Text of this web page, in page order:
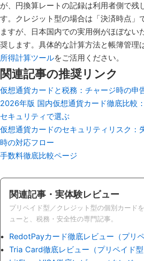
が、円換算レートの記録は利用者側で残
す。クレジット型の場合は「決済時点」
ますが、日本国内での実用例がほぼない
奨します。具体的な計算方法と帳簿管理
所得計算ツールをご活用ください。
関連記事の推奨リンク
仮想通貨カードと税務：チャージ時の申
2026年版 国内仮想通貨カード徹底比較
セキュリティで選ぶ
仮想通貨カードのセキュリティリスク：
時の対応フロー
手数料徹底比較ページ
関連記事・実体験レビュー
プリペイド型／クレジット型の個別カード
ューと、税務・安全性の専門記事。
RedotPayカード徹底レビュー（プリペ
Tria Card徹底レビュー（プリペイド型